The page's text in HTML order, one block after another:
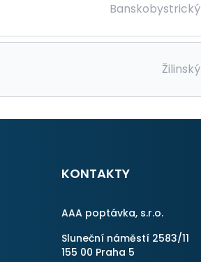
Banskobystrický
Žilinský
KONTAKTY
AAA poptávka, s.r.o.
Sluneční náměstí 2583/11
155 00 Praha 5